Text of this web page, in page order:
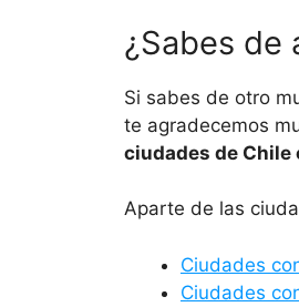
¿Sabes de
Si sabes de otro
te agradecemos
ciudades de Chile
Aparte de las
Ciudades
Ciudades